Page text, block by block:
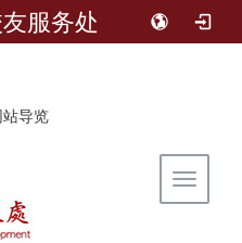
服务处
站导览
Toggle